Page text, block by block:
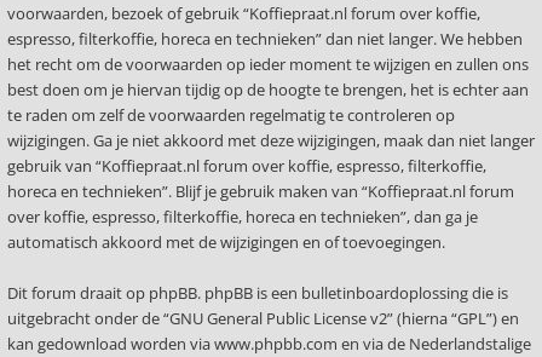
voorwaarden, bezoek of gebruik “Koffiepraat.nl forum over koffie,
espresso, filterkoffie, horeca en technieken” dan niet langer. We hebben
het recht om de voorwaarden op ieder moment te wijzigen en zullen ons
best doen om je hiervan tijdig op de hoogte te brengen, het is echter aan
te raden om zelf de voorwaarden regelmatig te controleren op
wijzigingen. Ga je niet akkoord met deze wijzigingen, maak dan niet langer
gebruik van “Koffiepraat.nl forum over koffie, espresso, filterkoffie,
horeca en technieken”. Blijf je gebruik maken van “Koffiepraat.nl forum
over koffie, espresso, filterkoffie, horeca en technieken”, dan ga je
automatisch akkoord met de wijzigingen en of toevoegingen.
Dit forum draait op phpBB. phpBB is een bulletinboardoplossing die is
uitgebracht onder de “GNU General Public License v2” (hierna “GPL”) en
kan gedownload worden viawww.phpbb.com en via de Nederlandstalige